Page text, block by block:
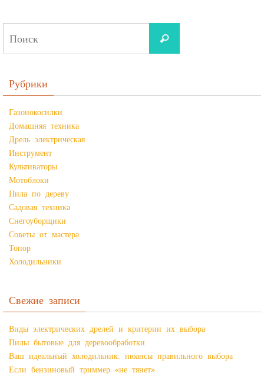
Рубрики
Газонокосилки
Домашняя техника
Дрель электрическая
Инструмент
Культиваторы
Мотоблоки
Пила по дереву
Садовая техника
Снегоуборщики
Советы от мастера
Топор
Холодильники
Свежие записи
Виды электрических дрелей и критерии их выбора
Пилы бытовые для деревообработки
Ваш идеальный холодильник: нюансы правильного выбора
Если бензиновый триммер «не тянет»